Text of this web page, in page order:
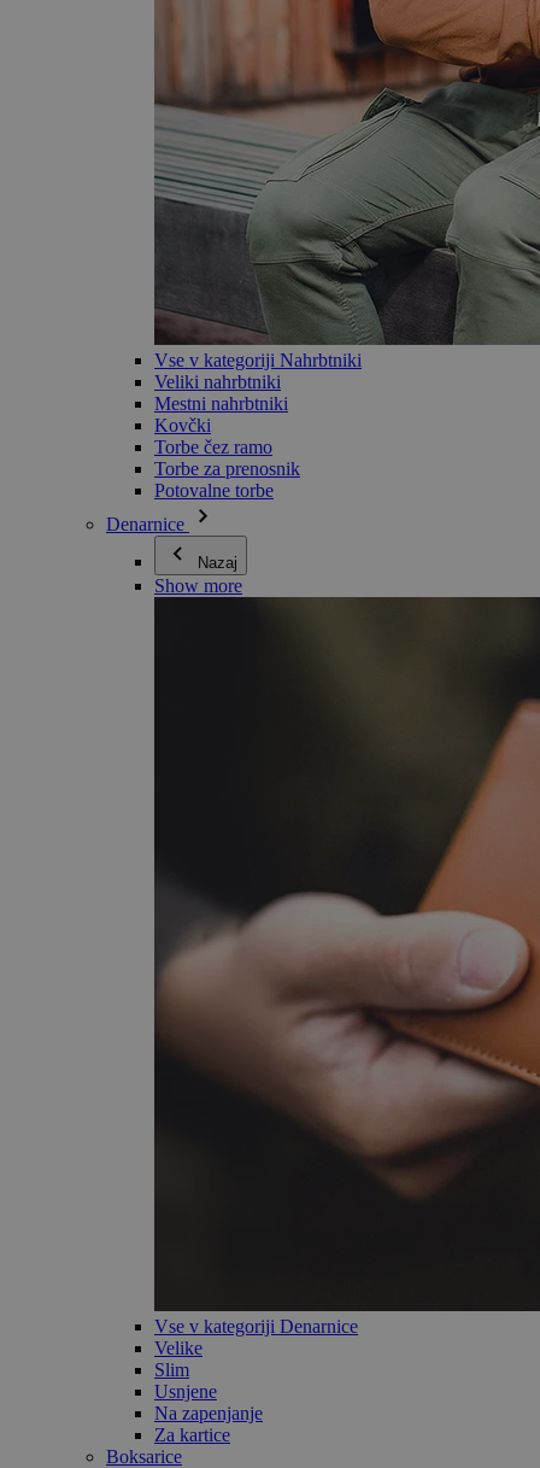
Vse v kategoriji Nahrbtniki
Veliki nahrbtniki
Mestni nahrbtniki
Kovčki
Torbe čez ramo
Torbe za prenosnik
Potovalne torbe
Denarnice
Nazaj
Show more
Vse v kategoriji Denarnice
Velike
Slim
Usnjene
Na zapenjanje
Za kartice
Boksarice